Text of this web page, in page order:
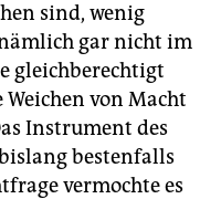
sind, wenig
gar nicht im
gleichberechtigt
von Macht
Instrument des
bestenfalls
vermochte es